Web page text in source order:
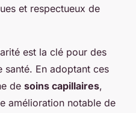
et respectueux de
est la clé pour des
santé. En adoptant ces
de soins capillaires,
amélioration notable de